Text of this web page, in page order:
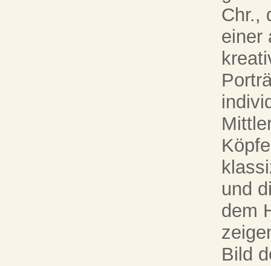
Chr.,
einer
und
dem
Bild